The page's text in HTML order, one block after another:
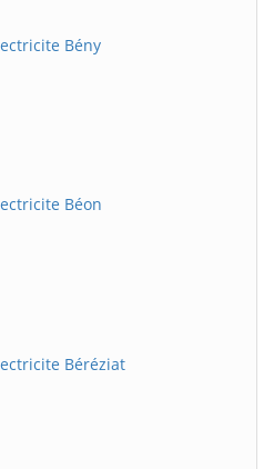
Bény
Béon
Béréziat